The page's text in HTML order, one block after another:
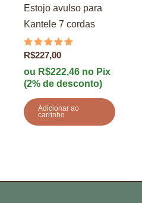
Estojo avulso para
Kantele 7 cordas
Avaliação
5.00
de 5
R$227,00
ou R$222,46no Pix
(2% de desconto)
Adicionar ao
carrinho